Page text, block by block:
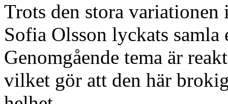
Trots den stora
Sofia Olsson lyckats
Genomgående tema är
vilket gör att den här